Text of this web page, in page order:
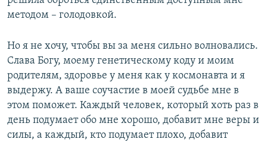
методом – голодовкой.
Но я не хочу, чтобы вы за меня сильно волновались.
Слава Богу, моему генетическому коду и моим
родителям, здоровье у меня как у космонавта и я
выдержу. А ваше соучастие в моей судьбе мне в
этом поможет. Каждый человек, который хоть раз в
день подумает обо мне хорошо, добавит мне веры и
силы, а каждый, кто подумает плохо, добавит